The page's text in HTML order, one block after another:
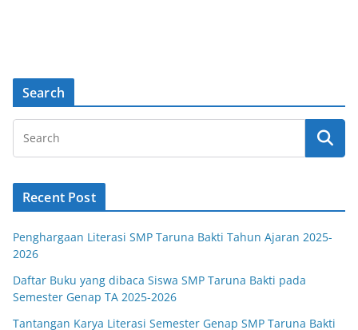
Search
Recent Post
Penghargaan Literasi SMP Taruna Bakti Tahun Ajaran 2025-
2026
Daftar Buku yang dibaca Siswa SMP Taruna Bakti pada
Semester Genap TA 2025-2026
Tantangan Karya Literasi Semester Genap SMP Taruna Bakti